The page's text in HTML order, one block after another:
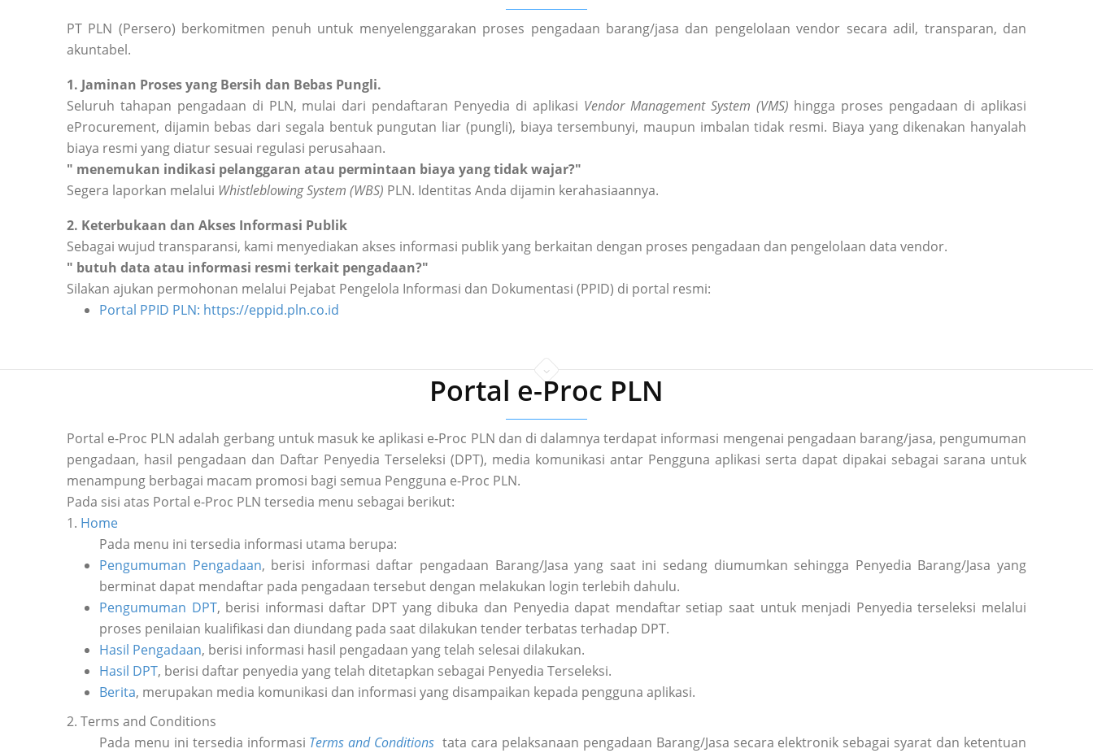
PT PLN (Persero) berkomitmen penuh untuk menyelenggarakan proses pengadaan barang/jasa dan pengelolaan vendor secara adil, transparan, dan
akuntabel.
1. Jaminan Proses yang Bersih dan Bebas Pungli.
Seluruh tahapan pengadaan di PLN, mulai dari pendaftaran Penyedia di aplikasi Vendor Management System (VMS) hingga proses pengadaan di aplikasi
eProcurement, dijamin bebas dari segala bentuk pungutan liar (pungli), biaya tersembunyi, maupun imbalan tidak resmi. Biaya yang dikenakan hanyalah
biaya resmi yang diatur sesuai regulasi perusahaan.
" menemukan indikasi pelanggaran atau permintaan biaya yang tidak wajar?"
Segera laporkan melalui Whistleblowing System (WBS) PLN. Identitas Anda dijamin kerahasiaannya.
2. Keterbukaan dan Akses Informasi Publik
Sebagai wujud transparansi, kami menyediakan akses informasi publik yang berkaitan dengan proses pengadaan dan pengelolaan data vendor.
" butuh data atau informasi resmi terkait pengadaan?"
Silakan ajukan permohonan melalui Pejabat Pengelola Informasi dan Dokumentasi (PPID) di portal resmi:
Portal PPID PLN: https://eppid.pln.co.id
Portal e-Proc PLN
Portal e-Proc PLN adalah gerbang untuk masuk ke aplikasi e-Proc PLN dan di dalamnya terdapat informasi mengenai pengadaan barang/jasa, pengumuman
pengadaan, hasil pengadaan dan Daftar Penyedia Terseleksi (DPT), media komunikasi antar Pengguna aplikasi serta dapat dipakai sebagai sarana untuk
menampung berbagai macam promosi bagi semua Pengguna e-Proc PLN.
Pada sisi atas Portal e-Proc PLN tersedia menu sebagai berikut:
1. Home
Pada menu ini tersedia informasi utama berupa:
Pengumuman Pengadaan, berisi informasi daftar pengadaan Barang/Jasa yang saat ini sedang diumumkan sehingga Penyedia Barang/Jasa yang
berminat dapat mendaftar pada pengadaan tersebut dengan melakukan login terlebih dahulu.
Pengumuman DPT, berisi informasi daftar DPT yang dibuka dan Penyedia dapat mendaftar setiap saat untuk menjadi Penyedia terseleksi melalui
proses penilaian kualifikasi dan diundang pada saat dilakukan tender terbatas terhadap DPT.
Hasil Pengadaan, berisi informasi hasil pengadaan yang telah selesai dilakukan.
Hasil DPT, berisi daftar penyedia yang telah ditetapkan sebagai Penyedia Terseleksi.
Berita, merupakan media komunikasi dan informasi yang disampaikan kepada pengguna aplikasi.
2. Terms and Conditions
Pada menu ini tersedia informasi Terms and Conditions tata cara pelaksanaan pengadaan Barang/Jasa secara elektronik sebagai syarat dan ketentuan